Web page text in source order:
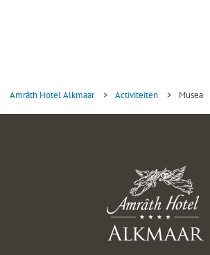
Amrâth Hotel Alkmaar > Activiteiten > Musea